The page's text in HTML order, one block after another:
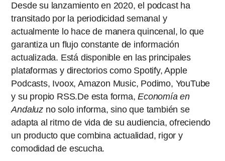
Desde su lanzamiento en 2020, el podcast ha
transitado por la periodicidad semanal y
actualmente lo hace de manera quincenal, lo que
garantiza un flujo constante de información
actualizada. Está disponible en las principales
plataformas y directorios como Spotify, Apple
Podcasts, Ivoox, Amazon Music, Podimo, YouTube
y su propio RSS.De esta forma,Economía en
Andaluz no solo informa, sino que también se
adapta al ritmo de vida de su audiencia, ofreciendo
un producto que combina actualidad, rigor y
comodidad de escucha.